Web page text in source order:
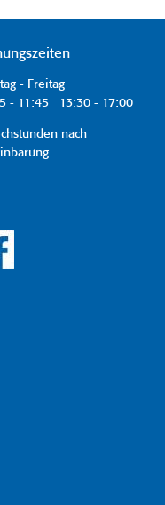
- Freitag
- 11:45 13:30 - 17:00
nach